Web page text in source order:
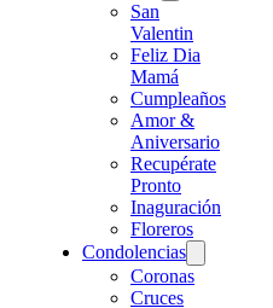
San
Valentin
Feliz Dia
Mamá
Cumpleaños
Amor &
Aniversario
Recupérate
Pronto
Inaguración
Floreros
Condolencias
Coronas
Cruces